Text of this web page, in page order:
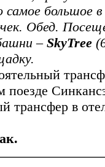
самое большое
Обед.
– SkyTree
поезде
трансфер в